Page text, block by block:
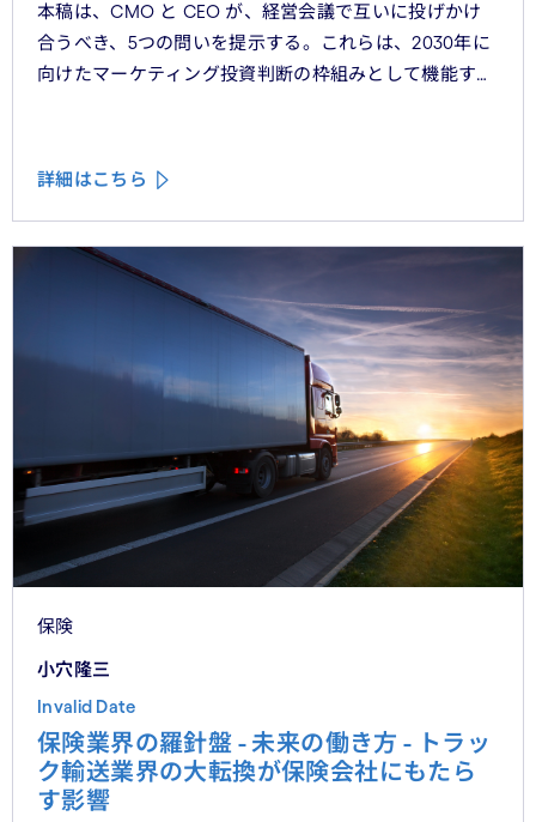
本稿は、CMO と CEO が、経営会議で互いに投げかけ
合うべき、5つの問いを提示する。これらは、2030年に
向けたマーケティング投資判断の枠組みとして機能する
詳細はこちら
保険
小穴隆三
Invalid Date
保険業界の羅針盤 - 未来の働き方 - トラッ
ク輸送業界の大転換が保険会社にもたら
す影響